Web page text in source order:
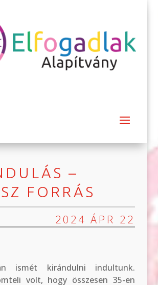
–
FORRÁS
2024 ÁPR 22
ismét kirándulni indultunk.
volt, hogy összesen 35-en